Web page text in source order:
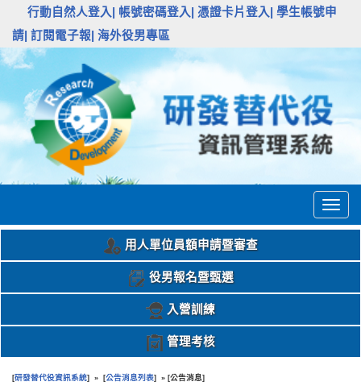
行動自然人登入| 帳號密碼登入| 憑證卡片登入|
學生帳號申
請| 訂閱電子報| 海外役男專區
用人單位員額申請暨審查
役男報名暨甄選
入營訓練
管理考核
[研發替代役資訊系統] » [公告消息列表] » [公告消息]